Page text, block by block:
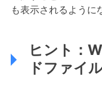
も表示されるように
ヒント：
ドファイ